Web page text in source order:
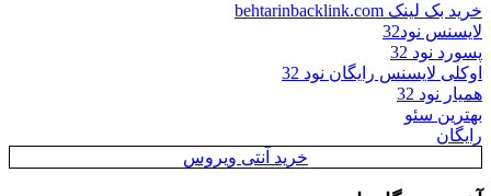
خرید بک لینک behtarinbacklink.com
لایسنس نود32
پسورد نود 32
اوکلی لایسنس رایگان نود 32
همیار نود 32
بهترین سئو
رایگان
خرید آنتی ویروس